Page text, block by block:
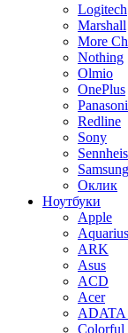
Logitech
Marshall
More
Nothing
Olmio
OnePlus
Redline
Sony
Samsung
Оклик
Ноутбуки
Apple
Aquarius
ARK
Asus
ACD
Acer
ADATA
Colorful